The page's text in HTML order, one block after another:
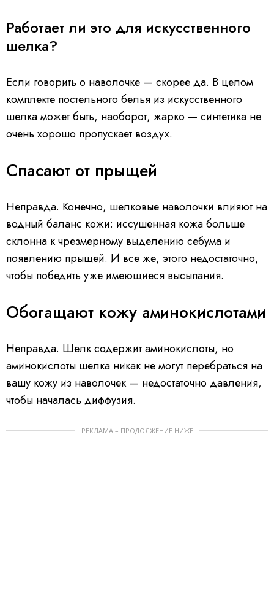
Работает ли это для искусcтвенного
шелка?
Если говорить о наволочке — скорее да. В целом
комплекте постельного белья из искусственного
шелка может быть, наоборот, жарко — синтетика не
очень хорошо пропускает воздух.
Спасают от прыщей
Неправда. Конечно, шелковые наволочки влияют на
водный баланс кожи: иссушенная кожа больше
склонна к чрезмерному выделению себума и
появлению прыщей. И все же, этого недостаточно,
чтобы победить уже имеющиеся высыпания.
Обогащают кожу аминокислотами
Неправда. Шелк содержит аминокислоты, но
аминокислоты шелка никак не могут перебраться на
вашу кожу из наволочек — недостаточно давления,
чтобы началась диффузия.
РЕКЛАМА – ПРОДОЛЖЕНИЕ НИЖЕ